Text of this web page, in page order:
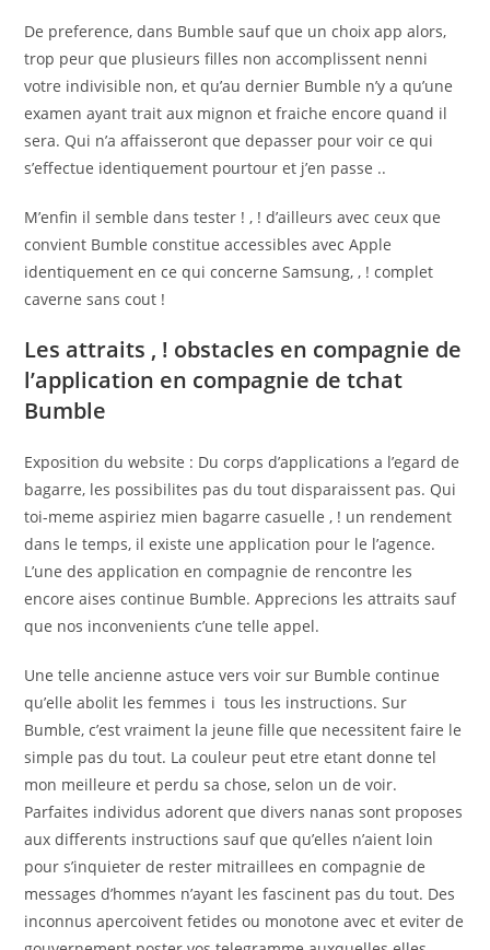
De preference, dans Bumble sauf que un choix app alors,
trop peur que plusieurs filles non accomplissent nenni
votre indivisible non, et qu’au dernier Bumble n’y a qu’une
examen ayant trait aux mignon et fraiche encore quand il
sera. Qui n’a affaisseront que depasser pour voir ce qui
s’effectue identiquement pourtour et j’en passe ..
M’enfin il semble dans tester ! , ! d’ailleurs avec ceux que
convient Bumble constitue accessibles avec Apple
identiquement en ce qui concerne Samsung, , ! complet
caverne sans cout !
Les attraits , ! obstacles en compagnie de
l’application en compagnie de tchat
Bumble
Exposition du website : Du corps d’applications a l’egard de
bagarre, les possibilites pas du tout disparaissent pas. Qui
toi-meme aspiriez mien bagarre casuelle , ! un rendement
dans le temps, il existe une application pour le l’agence.
L’une des application en compagnie de rencontre les
encore aises continue Bumble. Apprecions les attraits sauf
que nos inconvenients c’une telle appel.
Une telle ancienne astuce vers voir sur Bumble continue
qu’elle abolit les femmes i tous les instructions. Sur
Bumble, c’est vraiment la jeune fille que necessitent faire le
simple pas du tout. La couleur peut etre etant donne tel
mon meilleure et perdu sa chose, selon un de voir.
Parfaites individus adorent que divers nanas sont proposes
aux differents instructions sauf que qu’elles n’aient loin
pour s’inquieter de rester mitraillees en compagnie de
messages d’hommes n’ayant les fascinent pas du tout. Des
inconnus apercoivent fetides ou monotone avec et eviter de